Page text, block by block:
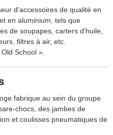
d'accessoires de qualité en
en aluminium, tels que
de soupapes, carters d'huile,
filtres à air, etc.
School ».
fabrique au sein du groupe
chocs, des jambes de
et coulisses pneumatiques de